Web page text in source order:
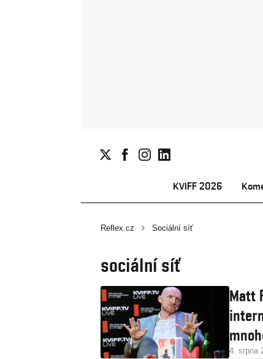
KVIFF 2026
Reflex.cz Sociální síť
sociální síť
Matt
4. srpna